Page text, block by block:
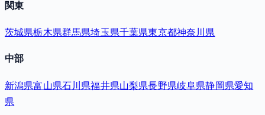
関東
茨城県栃木県群馬県埼玉県千葉県東京都神奈川県
中部
新潟県富山県石川県福井県山梨県長野県岐阜県静岡県愛知
県